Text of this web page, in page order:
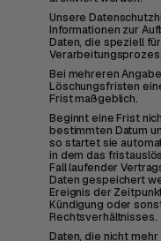
Unsere
Informationen zur
Daten, die speziell
Bei mehreren
Löschungsfristen
Frist maßgeblich.
Beginnt eine Frist
bestimmten Datum
so startet sie
in dem das
Fall laufender
Daten gespeichert
Ereignis der
Kündigung oder
Rechtsverhältnisses.
Daten, die nicht